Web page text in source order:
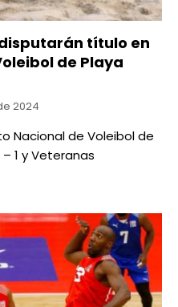
título en
de Playa
2024
Nacional de Voleibol de
1 y Veteranas